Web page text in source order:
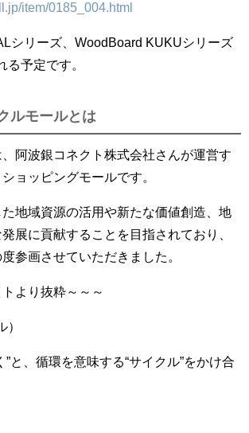
item/0185_004.html
シリーズ、WoodBoard KUKUシリーズ
る予定です。
ルモールとは
阿波銀コネクト株式会社さんが運営す
ョッピングモールです。
地域資源の活用や新たな価値創造、地
展に貢献することを目指されており、
参画させていただきました。
より抜粋～～～
）
”と、循環を意味する“サイクル”をかけ合